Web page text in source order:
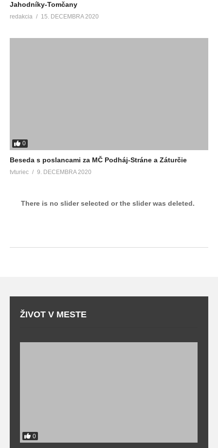
Jahodníky-Tomčany
redakcia 15. DECEMBRA 2020
0
Beseda s poslancami za MČ Podháj-Stráne a Záturčie
tvturiec 9. DECEMBRA 2020
There is no slider selected or the slider was deleted.
ŽIVOT V MESTE
0